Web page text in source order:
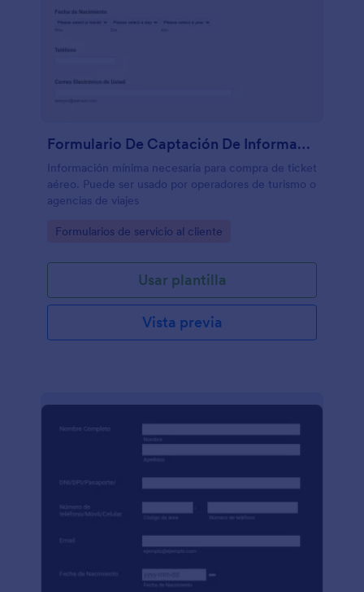
Formulario De Captación De Información Del Cliente
Información mínima necesaria para compra de ticket
aéreo. Puede ser usado por operadores de turismo o
agencias de viajes
Go to Category:
Formularios de servicio al cliente
Usar plantilla
Vista previa